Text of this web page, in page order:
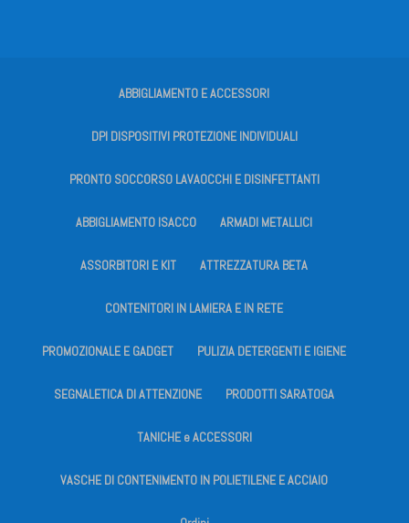
ABBIGLIAMENTO E ACCESSORI
DPI DISPOSITIVI PROTEZIONE INDIVIDUALI
PRONTO SOCCORSO LAVAOCCHI E DISINFETTANTI
ABBIGLIAMENTO ISACCO ARMADI METALLICI
ASSORBITORI E KIT ATTREZZATURA BETA
CONTENITORI IN LAMIERA E IN RETE
PROMOZIONALE E GADGET PULIZIA DETERGENTI E IGIENE
SEGNALETICA DI ATTENZIONE PRODOTTI SARATOGA
TANICHE e ACCESSORI
VASCHE DI CONTENIMENTO IN POLIETILENE E ACCIAIO